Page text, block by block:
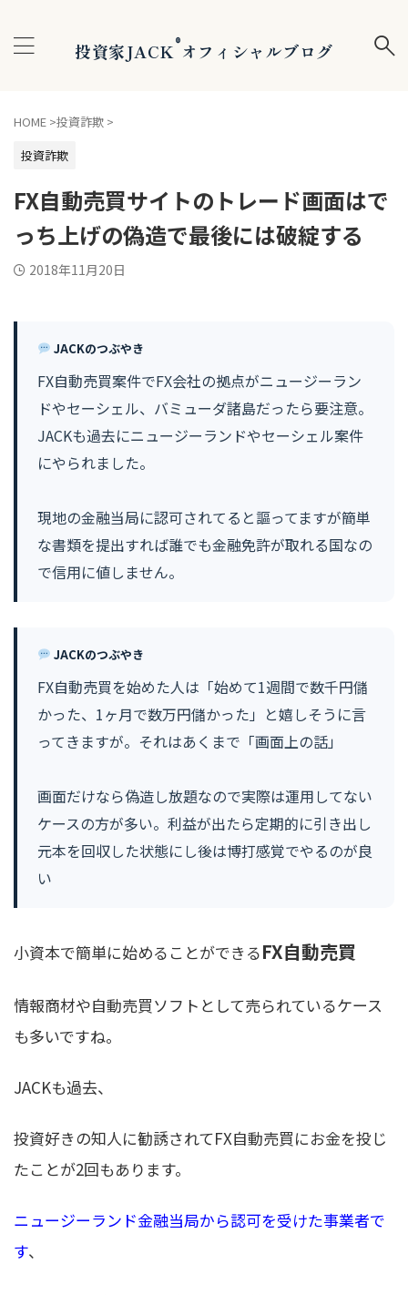
投資家JACK®オフィシャルブログ
HOME >投資詐欺 >
投資詐欺
FX自動売買サイトのトレード画面はで
っち上げの偽造で最後には破綻する
2018年11月20日
JACKのつぶやき
FX自動売買案件でFX会社の拠点がニュージーラン
ドやセーシェル、バミューダ諸島だったら要注意。
JACKも過去にニュージーランドやセーシェル案件
にやられました。
現地の金融当局に認可されてると謳ってますが簡単
な書類を提出すれば誰でも金融免許が取れる国なの
で信用に値しません。
JACKのつぶやき
FX自動売買を始めた人は「始めて1週間で数千円儲
かった、1ヶ月で数万円儲かった」と嬉しそうに言
ってきますが。それはあくまで「画面上の話」
画面だけなら偽造し放題なので実際は運用してない
ケースの方が多い。利益が出たら定期的に引き出し
元本を回収した状態にし後は博打感覚でやるのが良
い
小資本で簡単に始めることができるFX自動売買
情報商材や自動売買ソフトとして売られているケース
も多いですね。
JACKも過去、
投資好きの知人に勧誘されてFX自動売買にお金を投じ
たことが2回もあります。
ニュージーランド金融当局から認可を受けた事業者で
す、